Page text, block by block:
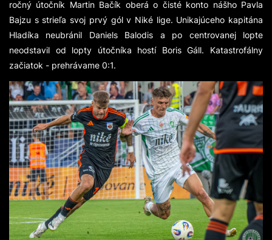
ročný útočník Martin Bačík oberá o čisté konto nášho Pavla
Bajzu s strieľa svoj prvý gól v Niké lige. Unikajúceho kapitána
Hladíka neubránil Daniels Balodis a po centrovanej lopte
neodstavil od lopty útočníka hostí Boris Gáll. Katastrofálny
začiatok - prehrávame 0:1.